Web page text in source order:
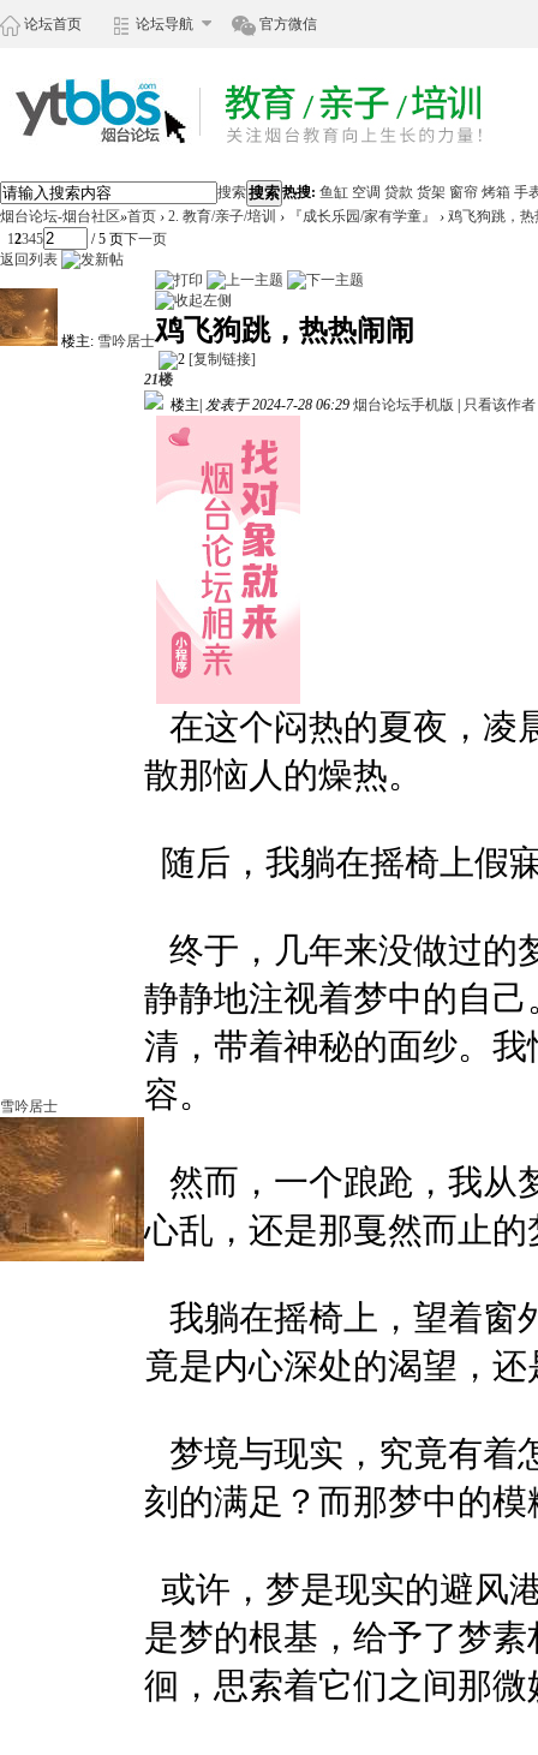
论坛首页 论坛导航 官方微信
搜索搜索热搜: 鱼缸 空调 贷款 货架 窗帘 烤箱 手
烟台论坛-烟台社区»首页 › 2. 教育/亲子/培训 › 『成长乐园/家有学童』 › 鸡飞狗跳，热
12345 / 5 页下一页
返回列表
楼主: 雪吟居士鸡飞狗跳，热热闹闹
[复制链接]
雪吟居士
21楼
楼主 发表于 2024-7-28 06:29 烟台论坛手机版 只看该作者
在这个闷热的夏夜，凌
散那恼人的燥热。
随后，我躺在摇椅上假
终于，几年来没做过的
静静地注视着梦中的自
清，带着神秘的面纱。
容。
然而，一个踉跄，我从
心乱，还是那戛然而止
我躺在摇椅上，望着窗
竟是内心深处的渴望，
梦境与现实，究竟有着
刻的满足？而那梦中的
或许，梦是现实的避风
是梦的根基，给予了梦
徊，思索着它们之间那